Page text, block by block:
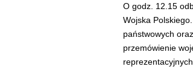
O godz. 12.15
Wojska
państwowych
przemówienie